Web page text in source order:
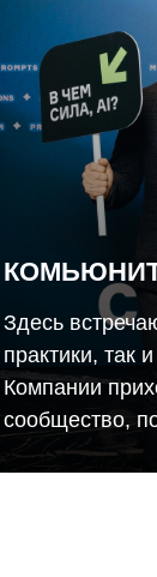
Здесь
практики, так
Компании
сообщество,